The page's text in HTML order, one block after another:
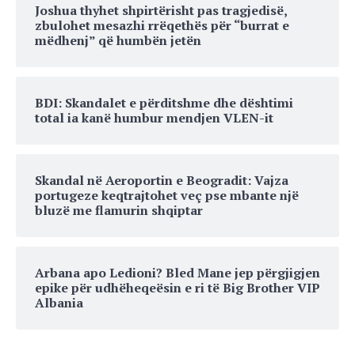
Joshua thyhet shpirtërisht pas tragjedisë,
zbulohet mesazhi rrëqethës për “burrat e
mëdhenj” që humbën jetën
BDI: Skandalet e përditshme dhe dështimi
total ia kanë humbur mendjen VLEN-it
Skandal në Aeroportin e Beogradit: Vajza
portugeze keqtrajtohet veç pse mbante një
bluzë me flamurin shqiptar
Arbana apo Ledioni? Bled Mane jep përgjigjen
epike për udhëheqeësin e ri të Big Brother VIP
Albania